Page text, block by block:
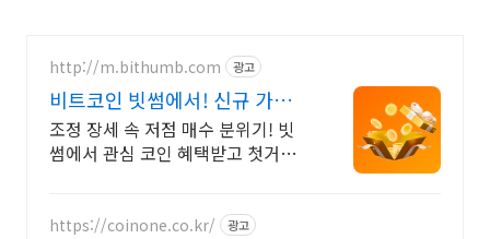
http://m.bithumb.com 광고
비트코인 빗썸에서! 신규 가입
시 5만원 혜택
조정 장세 속 저점 매수 분위기! 빗
썸에서 관심 코인 혜택받고 첫거래
https://coinone.co.kr/ 광고